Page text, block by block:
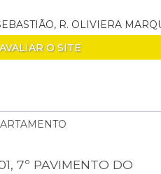
R. OLIVIERA
AVALIAR O SITE
7º PAVIMENTO DO